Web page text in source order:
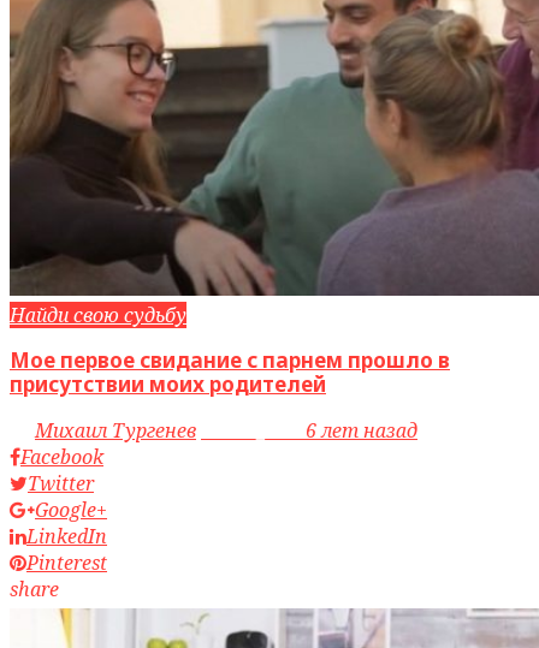
Найди свою судьбу
Мое первое свидание с парнем прошло в
присутствии моих родителей
byМихаил Тургенев
6 лет назад
Facebook
Twitter
Google+
LinkedIn
Pinterest
share